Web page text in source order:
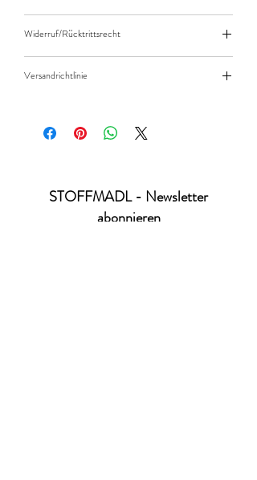
10cm (0,1m) Länge des Stoffes.
Bei einer Bestellung von zB. 50cm (0,5m)
daher bitte Anzahl 5 eingeben.
Widerruf/Rücktrittsrecht
Versandrichtlinie
STOFFMADL - Newsletter
abonnieren